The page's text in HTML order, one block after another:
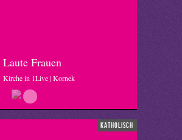
Laute Frauen
Kirche in 1Live | Kornek
katholisch